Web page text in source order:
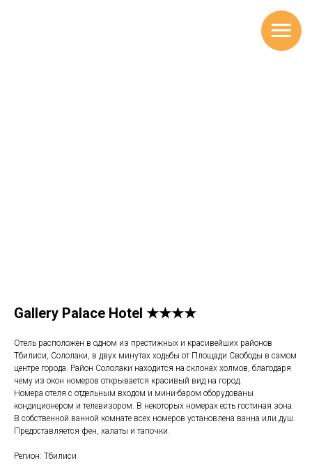
Gallery Palace Hotel ★★★★
Отель расположен в одном из престижных и красивейших районов
Тбилиси, Сололаки, в двух минутах ходьбы от Площади Свободы в самом
центре города. Район Сололаки находится на склонах холмов, благодаря
чему из окон номеров открывается красивый вид на город.
Номера отеля с отдельным входом и мини-баром оборудованы
кондиционером и телевизором. В некоторых номерах есть гостиная зона.
В собственной ванной комнате всех номеров установлена ванна или душ.
Предоставляется фен, халаты и тапочки.
Регион: Тбилиси